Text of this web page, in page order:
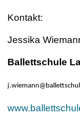
Kontakt:
Jessika
Ballettschule